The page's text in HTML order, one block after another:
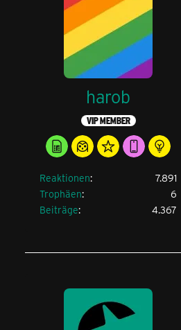
harob
VIP MEMBER
Reaktionen
7.891
Trophäen
6
Beiträge
4.367